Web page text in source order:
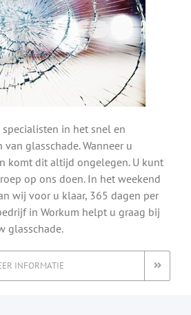
in het snel en
glasschade. Wanneer u
komt dit altijd ongelegen. U kunt
op ons doen. In het weekend
wij voor u klaar, 365 dagen per
in Workum helpt u graag bij
glasschade.
INFORMATIE